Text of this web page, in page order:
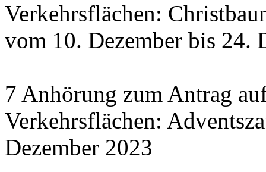
Verkehrsflächen:
vom 10. Dezember bis 24.
7 Anhörung zum Antrag
Verkehrsflächen:
Dezember 2023